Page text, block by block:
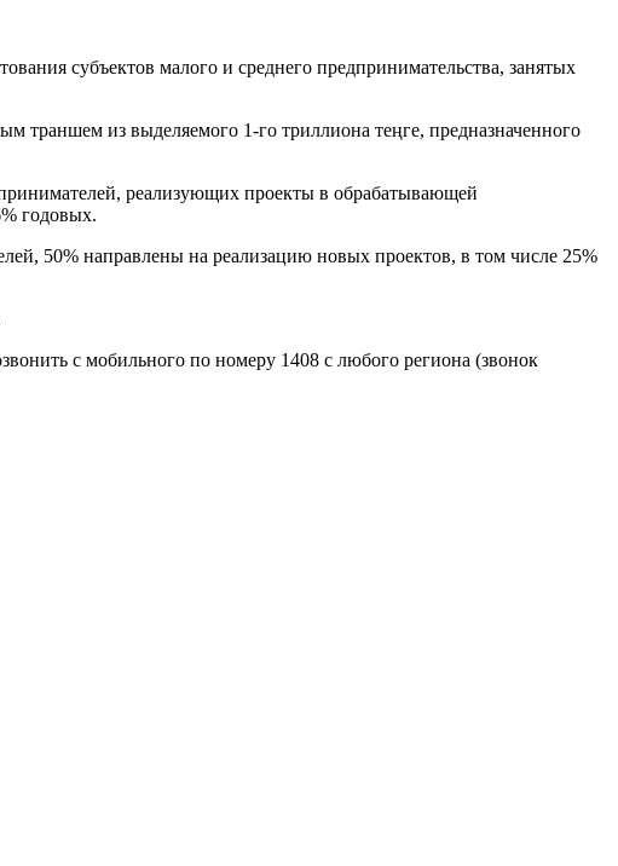
субъектов малого и среднего предпринимательства, занятых
траншем из выделяемого 1-го триллиона теңге, предназначенного
реализующих проекты в обрабатывающей
годовых.
50% направлены на реализацию новых проектов, в том числе 25%
с мобильного по номеру 1408 с любого региона (звонок